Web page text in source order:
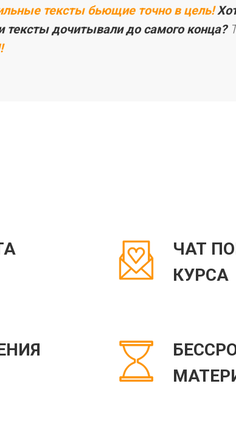
тексты бьющие точно в цель!
тексты дочитывали до самого конца?
ЧАТ
КУРСА